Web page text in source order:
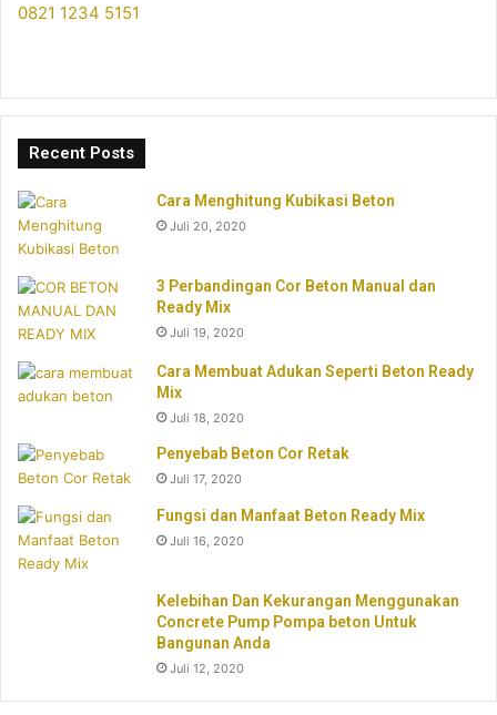
0821 1234 5151
Recent Posts
Cara Menghitung Kubikasi Beton
Juli 20, 2020
3 Perbandingan Cor Beton Manual dan
Ready Mix
Juli 19, 2020
Cara Membuat Adukan Seperti Beton Ready
Mix
Juli 18, 2020
Penyebab Beton Cor Retak
Juli 17, 2020
Fungsi dan Manfaat Beton Ready Mix
Juli 16, 2020
Kelebihan Dan Kekurangan Menggunakan
Concrete Pump Pompa beton Untuk
Bangunan Anda
Juli 12, 2020